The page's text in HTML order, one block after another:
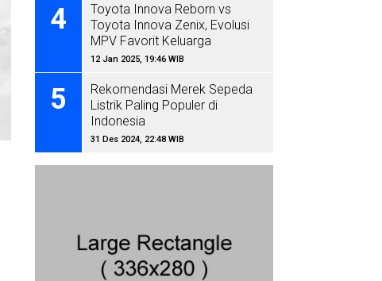
4
Toyota Innova Reborn vs
Toyota Innova Zenix, Evolusi
MPV Favorit Keluarga
Indonesia
12 Jan 2025, 19:46 WIB
5
Rekomendasi Merek Sepeda
Listrik Paling Populer di
Indonesia
31 Des 2024, 22:48 WIB